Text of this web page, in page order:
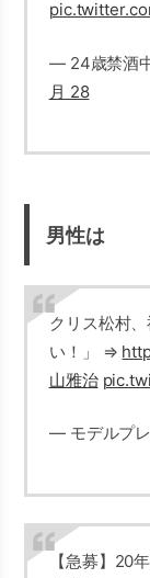
— 24歳禁酒
月 28
男性は
クリス松村
い！」 ⇒
山雅治
— モデルプ
【急募】20